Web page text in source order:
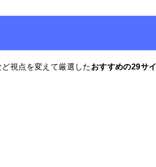
視点を変えて厳選した おすすめの29サイ